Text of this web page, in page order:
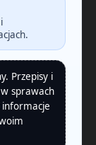
Przepisy i
sprawach